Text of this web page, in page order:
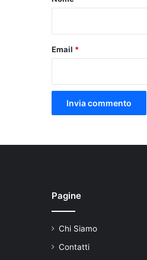
Email *
Pagine
Chi Siamo
Contatti